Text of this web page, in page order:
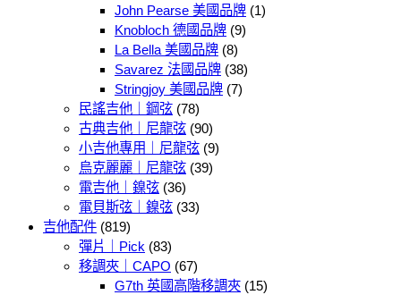
John Pearse 美國品牌 (1)
Knobloch 德國品牌 (9)
La Bella 美國品牌 (8)
Savarez 法國品牌 (38)
Stringjoy 美國品牌 (7)
民謠吉他｜鋼弦 (78)
古典吉他｜尼龍弦 (90)
小吉他專用｜尼龍弦 (9)
烏克麗麗｜尼龍弦 (39)
電吉他｜鎳弦 (36)
電貝斯弦｜鎳弦 (33)
吉他配件 (819)
彈片｜Pick (83)
移調夾｜CAPO (67)
G7th 英國高階移調夾 (15)